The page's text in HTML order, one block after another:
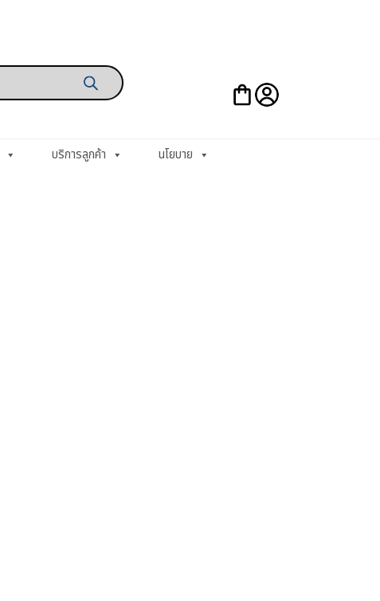
บริการลูกค้า นโยบาย